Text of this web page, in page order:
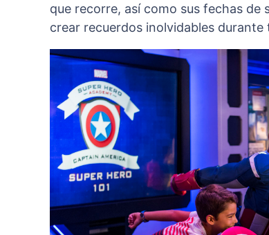
que recorre, así como sus fechas de
crear recuerdos inolvidables durante